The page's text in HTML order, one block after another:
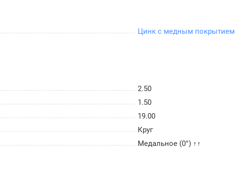
Цинк с медным покрытием
2.50
1.50
19.00
Круг
Медальное (0°) ↑↑